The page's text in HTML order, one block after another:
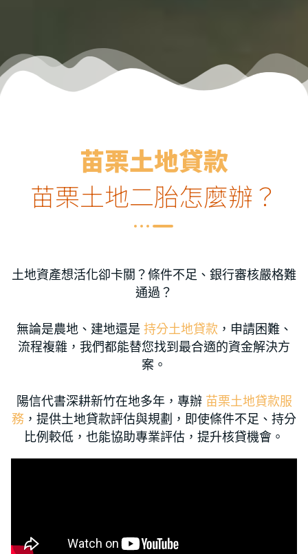
苗栗土地貸款
苗栗土地二胎怎麼辦？
土地資產想活化卻卡關？條件不足、銀行審核嚴格難
通過？
無論是農地、建地還是 持分土地貸款 ，申請困難、
流程複雜，我們都能替您找到最合適的資金解決方
案。
陽信代書深耕新竹在地多年，專辦 苗栗土地貸款服
務 ，提供土地貸款評估與規劃，即使條件不足、持分
比例較低，也能協助專業評估，提升核貸機會。